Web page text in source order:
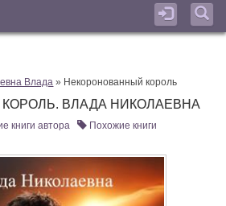
Влада » Некоронованный король
ВЛАДА НИКОЛАЕВНА
книги автора Похожие книги